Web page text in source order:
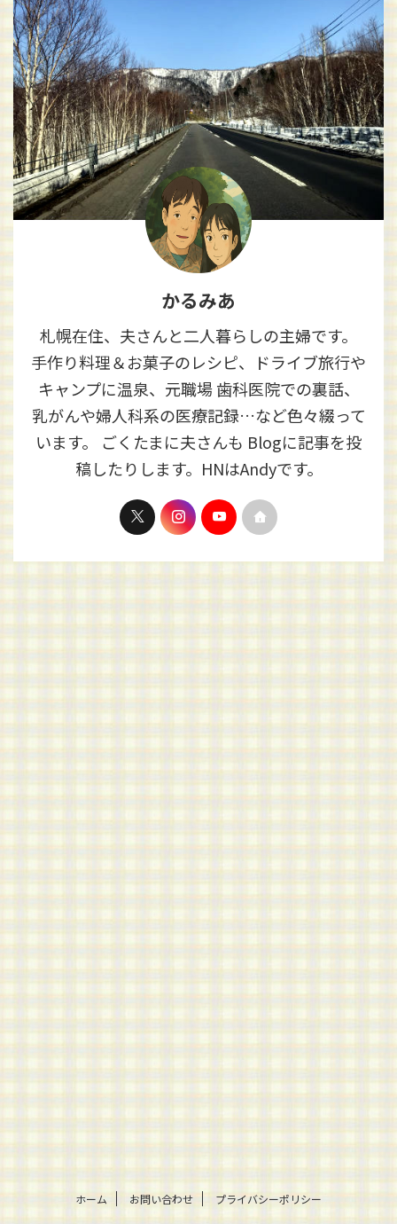
かるみあ
札幌在住、夫さんと二人暮らしの主婦です。
手作り料理＆お菓子のレシピ、ドライブ旅行や
キャンプに温泉、元職場 歯科医院での裏話、
乳がんや婦人科系の医療記録…など色々綴って
います。 ごくたまに夫さんも Blogに記事を投
稿したりします。HNはAndyです。
ホーム お問い合わせ プライバシーポリシー